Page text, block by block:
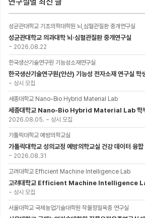
성균관대학교 기초의학대학원 뇌,심혈관질환 중개연구실
성균관대학교 의과대학 뇌·심혈관질환 중개연구실
~ 2026.08.22
한국생산기술연구원 기능성소재연구실
한국생산기술연구원(안산) 기능성 전자소재 연구실 학
~ 상시 모집
세종대학교 Nano-Bio Hybrid Material Lab
세종대학교 Nano-Bio Hybrid Material Lab 학부
2026.08.05. ~ 상시 모집
가톨릭대학교 예방의학교실
가톨릭대학교 성의교정 예방의학교실 건강 데이터 융
~ 2026.08.31
고려대학교 Efficient Machine Intelligence Lab
고려대학교 Efficient Machine Intelligence Lab
~ 상시 모집
서울대학교 국제농업기술대학원 작물정밀육종 연구실